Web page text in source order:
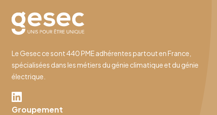
Le Gesec ce sont 440 PME adhérentes partout en France,
spécialisées dans les métiers du génie climatique et du génie
électrique.
Groupement